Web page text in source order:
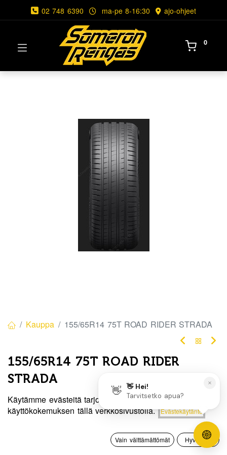
Hinta:
Lisää ostoskoriin
0
Toivelista Tili
02 748 6390 ma-pe 8-16:30 ajo-ohjeet
0
Kauppa 155/65R14 75T ROAD RIDER STRADA
155/65R14 75T ROAD RIDER
STRADA
EAN:8848116043694 Tuotekoodi:370174
55,00€ / kpl
Saatavilla
Käytämme evästeitä tarjotaksemme sinulle paremman
käyttökokemuksen tällä verkkosivustolla.
Evästekäytäntö
Vain välttämättömät Hyväksyn